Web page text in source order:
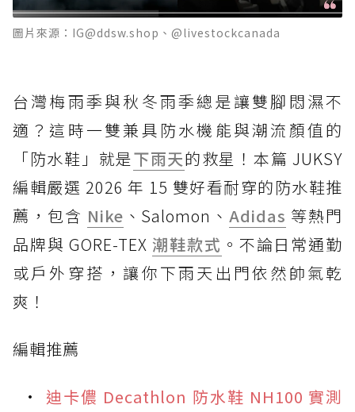
圖片來源：IG@ddsw.shop、@livestockcanada
台灣梅雨季與秋冬雨季總是讓雙腳悶濕不
適？這時一雙兼具防水機能與潮流顏值的
「防水鞋」就是下雨天的救星！本篇 JUKSY
編輯嚴選 2026 年 15 雙好看耐穿的防水鞋推
薦，包含 Nike 、Salomon、Adidas 等熱門
品牌與 GORE-TEX 潮鞋款式 。不論日常通勤
或戶外穿搭，讓你下雨天出門依然帥氣乾
爽！
編輯推薦
迪卡儂 Decathlon 防水鞋 NH100 實測